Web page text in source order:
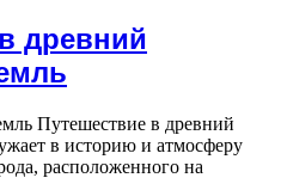
древний
Путешествие в древний
в историю и атмосферу
расположенного на